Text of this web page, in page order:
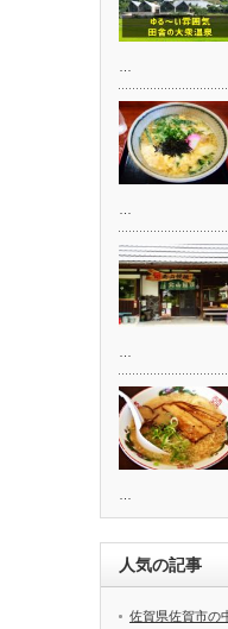
人気の記事
佐賀県佐賀市の